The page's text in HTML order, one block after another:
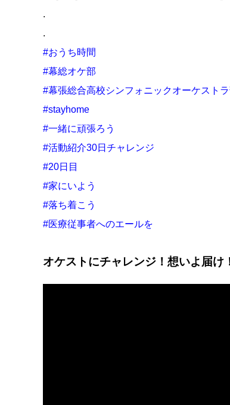
.
.
#おうち時間
#幕総オケ部
#幕張総合高校シンフォニックオーケスト
#stayhome
#一緒に頑張ろう
#活動紹介30日チャレンジ
#20日目
#家にいよう
#落ち着こう
#医療従事者へのエールを
オケストにチャレンジ！想いよ届